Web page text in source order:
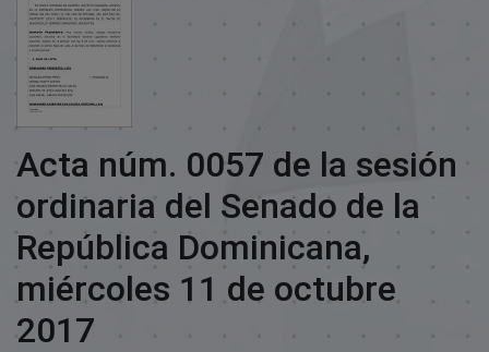
Acta núm. 0057 de la sesión
ordinaria del Senado de la
República Dominicana,
miércoles 11 de octubre
2017